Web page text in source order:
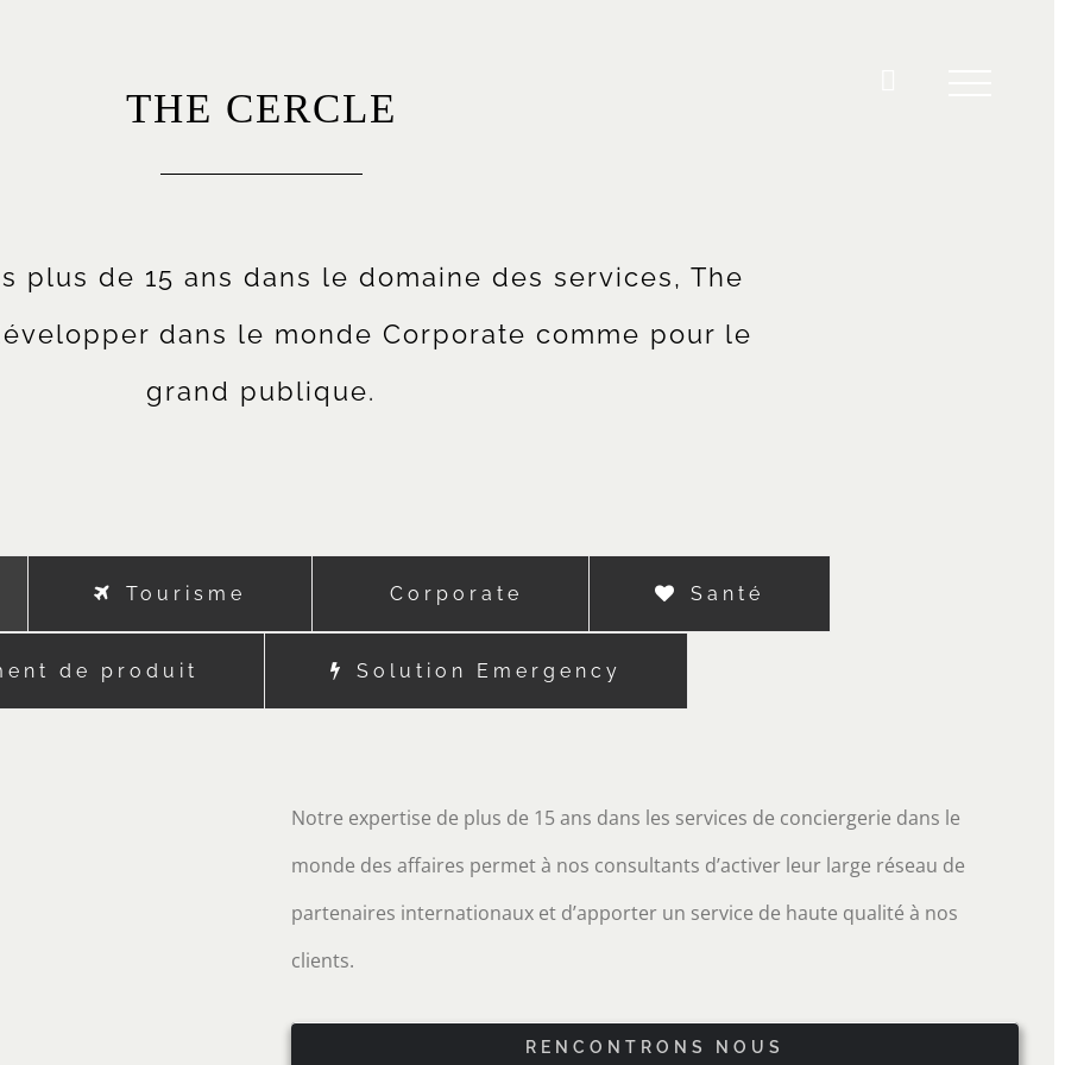
THE CERCLE
plus de 15 ans dans le domaine des services, The
dans le monde Corporate comme pour le
grand publique.
Tourisme Corporate Santé
de produit Solution Emergency
Notre expertise de plus de 15 ans dans les services de conciergerie dans le
monde des affaires permet à nos consultants d’activer leur large réseau de
partenaires internationaux et d’apporter un service de haute qualité à nos
clients.
RENCONTRONS NOUS